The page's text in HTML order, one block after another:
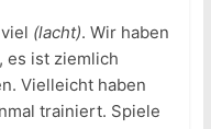
(lacht). Wir haben
es ist ziemlich
Vielleicht haben
trainiert. Spiele